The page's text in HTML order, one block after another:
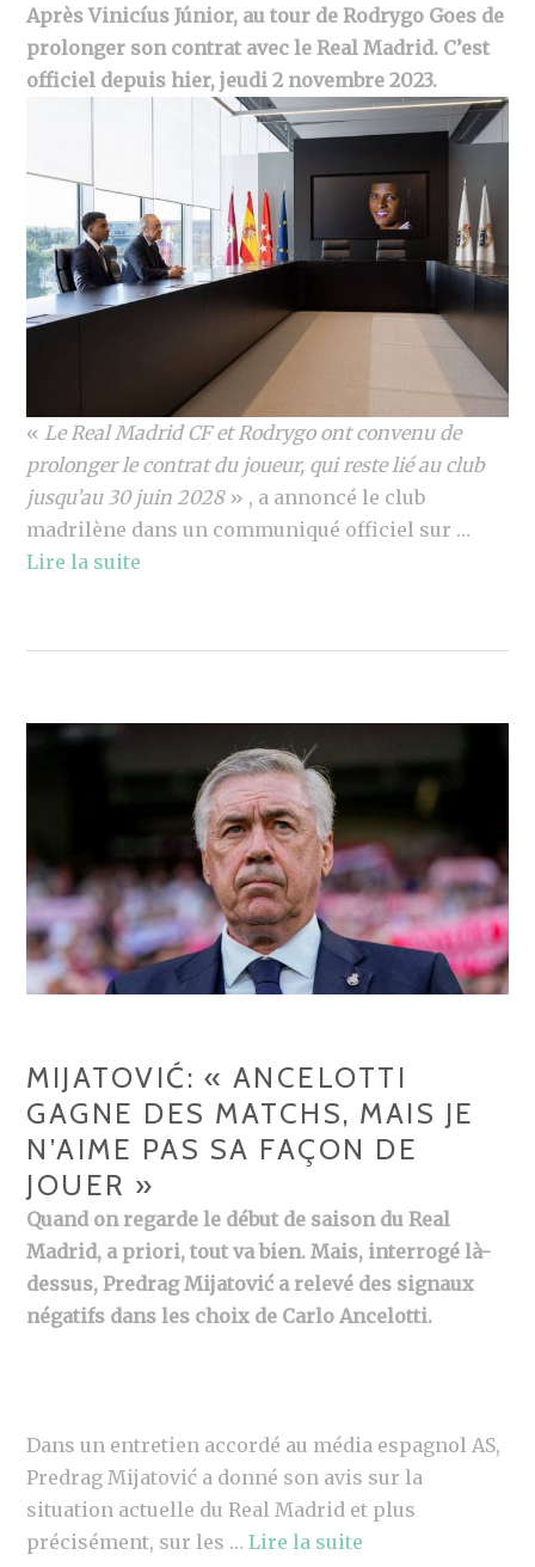
Après Vinicíus Júnior, au tour de Rodrygo Goes de
prolonger son contrat avec le Real Madrid. C’est
officiel depuis hier, jeudi 2 novembre 2023.
« Le Real Madrid CF et Rodrygo ont convenu de
prolonger le contrat du joueur, qui reste lié au club
jusqu’au 30 juin 2028» , a annoncé le club
madrilène dans un communiqué officiel sur …
Lire la suite
MIJATOVIĆ: « ANCELOTTI
GAGNE DES MATCHS, MAIS JE
N’AIME PAS SA FAÇON DE
JOUER »
Quand on regarde le début de saison du Real
Madrid, a priori, tout va bien. Mais, interrogé là-
dessus, Predrag Mijatović a relevé des signaux
négatifs dans les choix de Carlo Ancelotti.
Dans un entretien accordé au média espagnol AS,
Predrag Mijatović a donné son avis sur la
situation actuelle du Real Madrid et plus
précisément, sur les …Lire la suite